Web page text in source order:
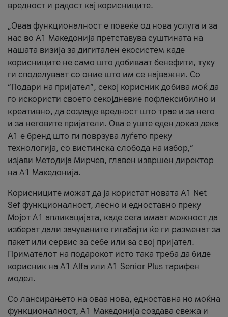
вредност и радост кај корисниците.
„Оваа функционалност е повеќе од нова услуга и за
нас во А1 Македонија претставува суштината на
нашата визија за дигитален екосистем каде
корисниците не само што добиваат бенефити, туку
ги споделуваат со оние што им се најважни. Со
“Подари на пријател”, секој корисник добива моќ да
го искористи своето секојдневие пофлексибилно и
креативно, да создаде вредност што трае и за него
и за неговите пријатели. Ова е уште еден доказ дека
А1 е бренд што ги поврзува луѓето преку
технологија, со вистинска слобода на избор,“
изјави Методија Мирчев, главен извршен директор
на А1 Македонија.
Корисниците можат да ја користат новата А1 Net
Sef функционалност, лесно и едноставно преку
Мојот А1 апликацијата, каде сега имаат можност да
изберат дали зачуваните гигабајти ќе ги разменат за
пакет или сервис за себе или за свој пријател.
Примателот на подарокот исто така треба да биде
корисник на А1 Alfa или A1 Senior Plus тарифен
модел.
Со лансирањето на оваа нова, едноставна но моќна
функционалност, А1 Македонија создава свежа и